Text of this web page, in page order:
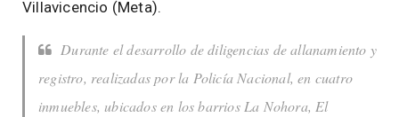
Villavicencio (Meta).
Durante el desarrollo de diligencias de allanamiento y
registro, realizadas por la Policía Nacional, en cuatro
inmuebles, ubicados en los barrios La Nohora, El